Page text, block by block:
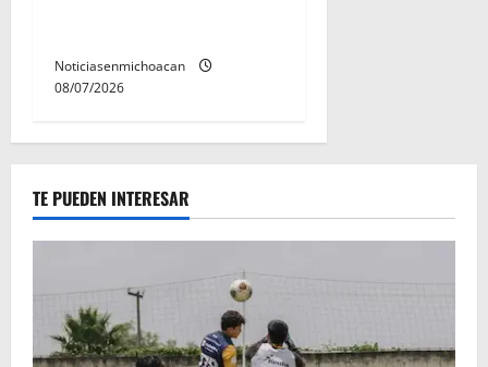
Noticiasenmichoacan
08/07/2026
TE PUEDEN INTERESAR